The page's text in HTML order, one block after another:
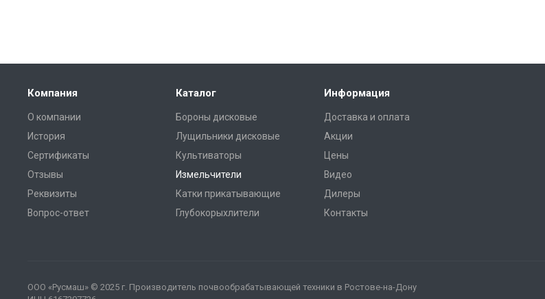
Компания
О компании
История
Сертификаты
Отзывы
Реквизиты
Вопрос-ответ
Каталог
Бороны дисковые
Лущильники дисковые
Культиваторы
Измельчители
Катки прикатывающие
Глубокорыхлители
Информация
Доставка и оплата
Акции
Цены
Видео
Дилеры
Контакты
ООО «Русмаш» © 2025 г. Производитель почвообрабатывающей техники в Ростове-на-Дону